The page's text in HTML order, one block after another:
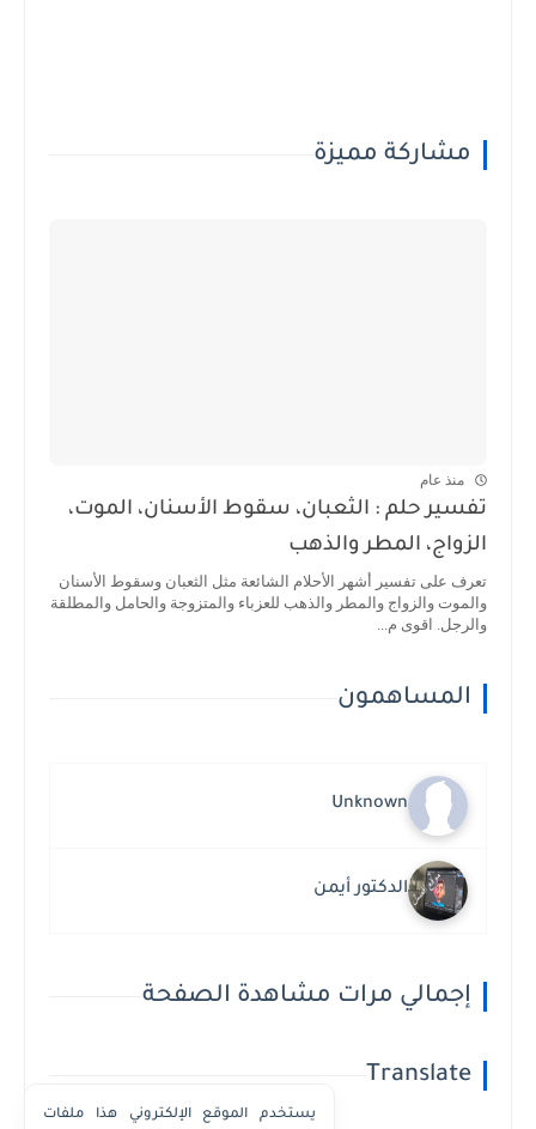
مشاركة مميزة
منذ عام
تفسير حلم : الثعبان، سقوط الأسنان، الموت،
الزواج، المطر والذهب
تعرف على تفسير أشهر الأحلام الشائعة مثل الثعبان وسقوط الأسنان
والموت والزواج والمطر والذهب للعزباء والمتزوجة والحامل والمطلقة
والرجل. اقوى م...
المساهمون
Unknown
الدكتور أيمن
إجمالي مرات مشاهدة الصفحة
Translate
يستخدم الموقع الإلكتروني هذا ملفات